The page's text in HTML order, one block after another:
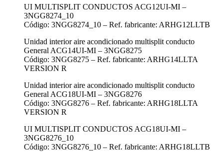
UI MULTISPLIT CONDUCTOS ACG12UI-MI –
3NGG8274_10
Código: 3NGG8274_10 – Ref. fabricante: ARHG12LLTB
Unidad interior aire acondicionado multisplit conducto
General ACG14UI-MI – 3NGG8275
Código: 3NGG8275 – Ref. fabricante: ARHG14LLTA
VERSION R
Unidad interior aire acondicionado multisplit conducto
General ACG18UI-MI – 3NGG8276
Código: 3NGG8276 – Ref. fabricante: ARHG18LLTA
VERSION R
UI MULTISPLIT CONDUCTOS ACG18UI-MI –
3NGG8276_10
Código: 3NGG8276_10 – Ref. fabricante: ARHG18LLTB